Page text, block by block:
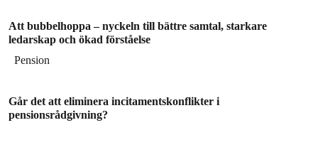
Att bubbelhoppa – nyckeln till bättre samtal, starkare
ledarskap och ökad förståelse
Pension
Går det att eliminera incitamentskonflikter i
pensionsrådgivning?